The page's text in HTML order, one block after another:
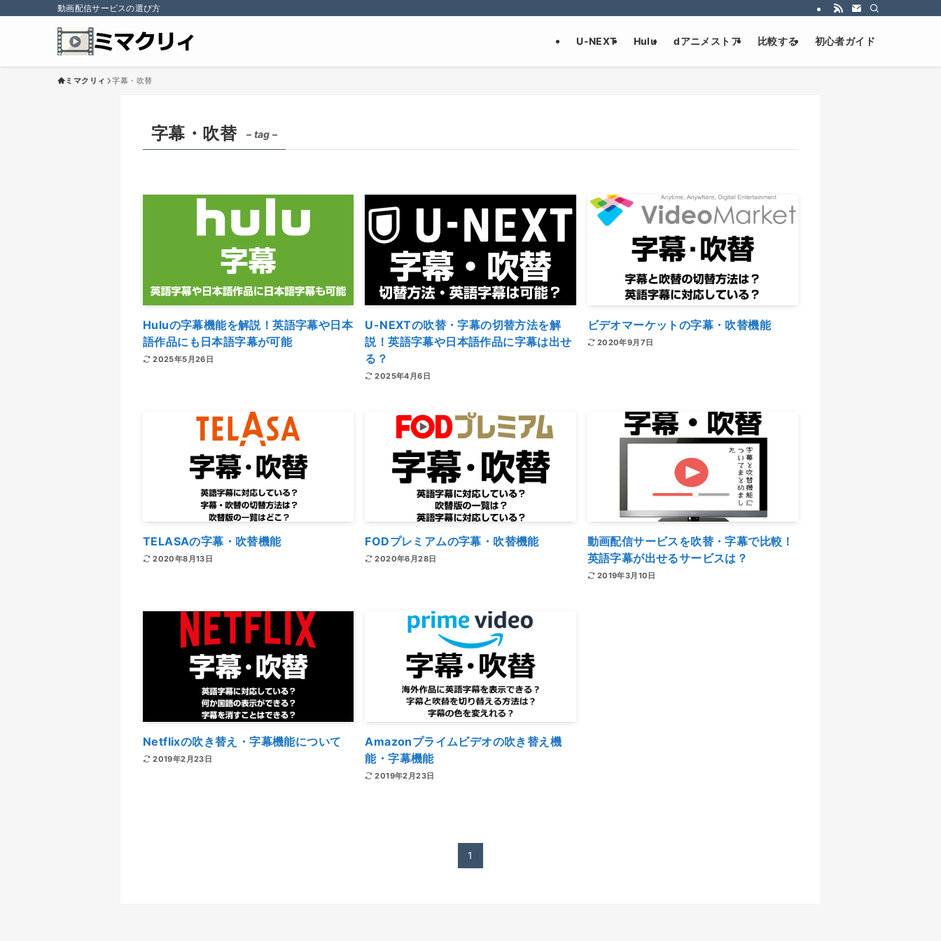
動画配信サービスの選び方
U-NEXT Hulu dアニメストア 比較する 初心者ガイド
ミマクリィ 字幕・吹替
字幕・吹替 – tag –
Huluの字幕機能を解説！英語字幕や日本
語作品にも日本語字幕が可能
2025年5月26日
U-NEXTの吹替・字幕の切替方法を解
説！英語字幕や日本語作品に字幕は出せ
る？
2025年4月6日
ビデオマーケットの字幕・吹替機能
2020年9月7日
TELASAの字幕・吹替機能
2020年8月13日
FODプレミアムの字幕・吹替機能
2020年6月28日
動画配信サービスを吹替・字幕で比較！
英語字幕が出せるサービスは？
2019年3月10日
Netflixの吹き替え・字幕機能について
2019年2月23日
Amazonプライムビデオの吹き替え機
能・字幕機能
2019年2月23日
1